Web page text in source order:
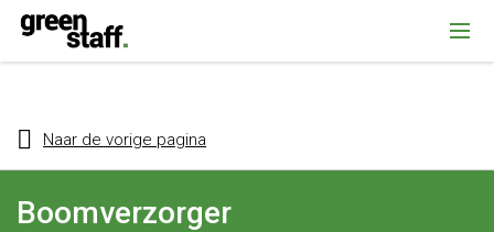
{ "@context": "https://schema.org", "@type": "Organization", "name":
""Greenstaff, "url": "https://www.greenstaff.nl", "logo": "" }
Naar de vorige pagina
Boomverzorger